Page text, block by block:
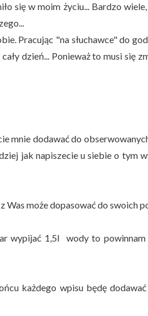
się w moim życiu... Bardzo
Pracując "na słuchawce" do
dzień... Ponieważ to musi się
mnie dodawać do
jak napiszecie u siebie o tym
może dopasować do swoich
wypijać 1,5l wody to
każdego wpisu będę